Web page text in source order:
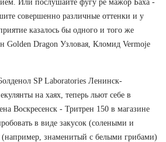
Или послушайте фугу ре мажор Баха -
совершенно различные оттенки и у
казалось бы одного и того же
Golden Dragon Узловая, Кломид Vermoje
SP Laboratories Ленинск-
на хаях, теперь льют себе в
Воскресенск - Тритрен 150 в магазине
в виде закусок (солеными и
знаменитый с белыми грибами)